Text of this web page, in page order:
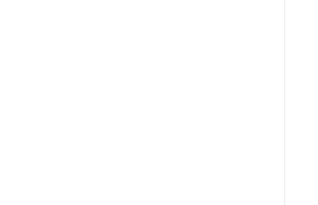
Unidos y otros países a